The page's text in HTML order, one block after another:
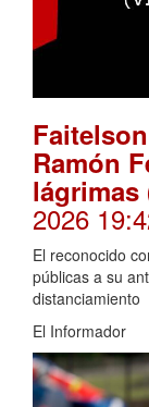
Ramón
lágrimas
2026
El reconocido
públicas a su
distanciamiento
El Informador